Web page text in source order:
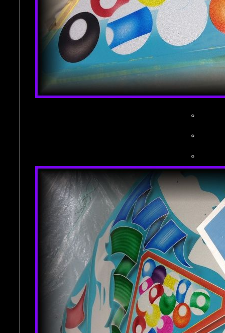
。
。
。